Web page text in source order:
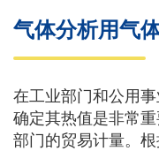
气体分析用气
在工业部门和公用
确定其热值是非常
部门的贸易计量。